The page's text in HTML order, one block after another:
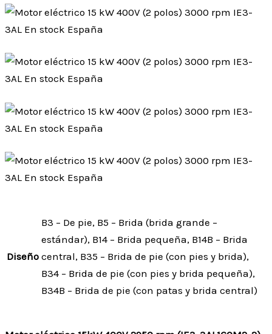
Diseño
B3 – De pie, B5 – Brida (brida grande –
estándar), B14 – Brida pequeña, B14B – Brida
central, B35 – Brida de pie (con pies y brida),
B34 – Brida de pie (con pies y brida pequeña),
B34B – Brida de pie (con patas y brida central)